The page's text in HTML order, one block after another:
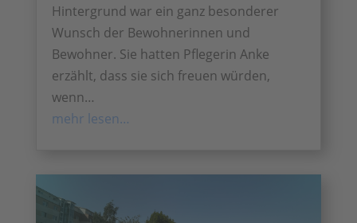
Hintergrund war ein ganz besonderer
Wunsch der Bewohnerinnen und
Bewohner. Sie hatten Pflegerin Anke
erzählt, dass sie sich freuen würden,
wenn…
mehr lesen…